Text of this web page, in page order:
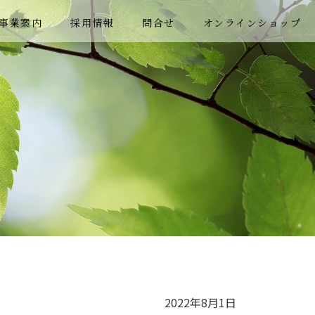
業案内 採用情報 問合せ オンラインショップ
2022年8月1日